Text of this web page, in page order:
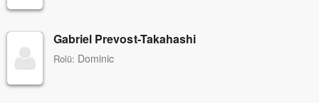
Gabriel Prevost-Takahashi
Rolü: Dominic